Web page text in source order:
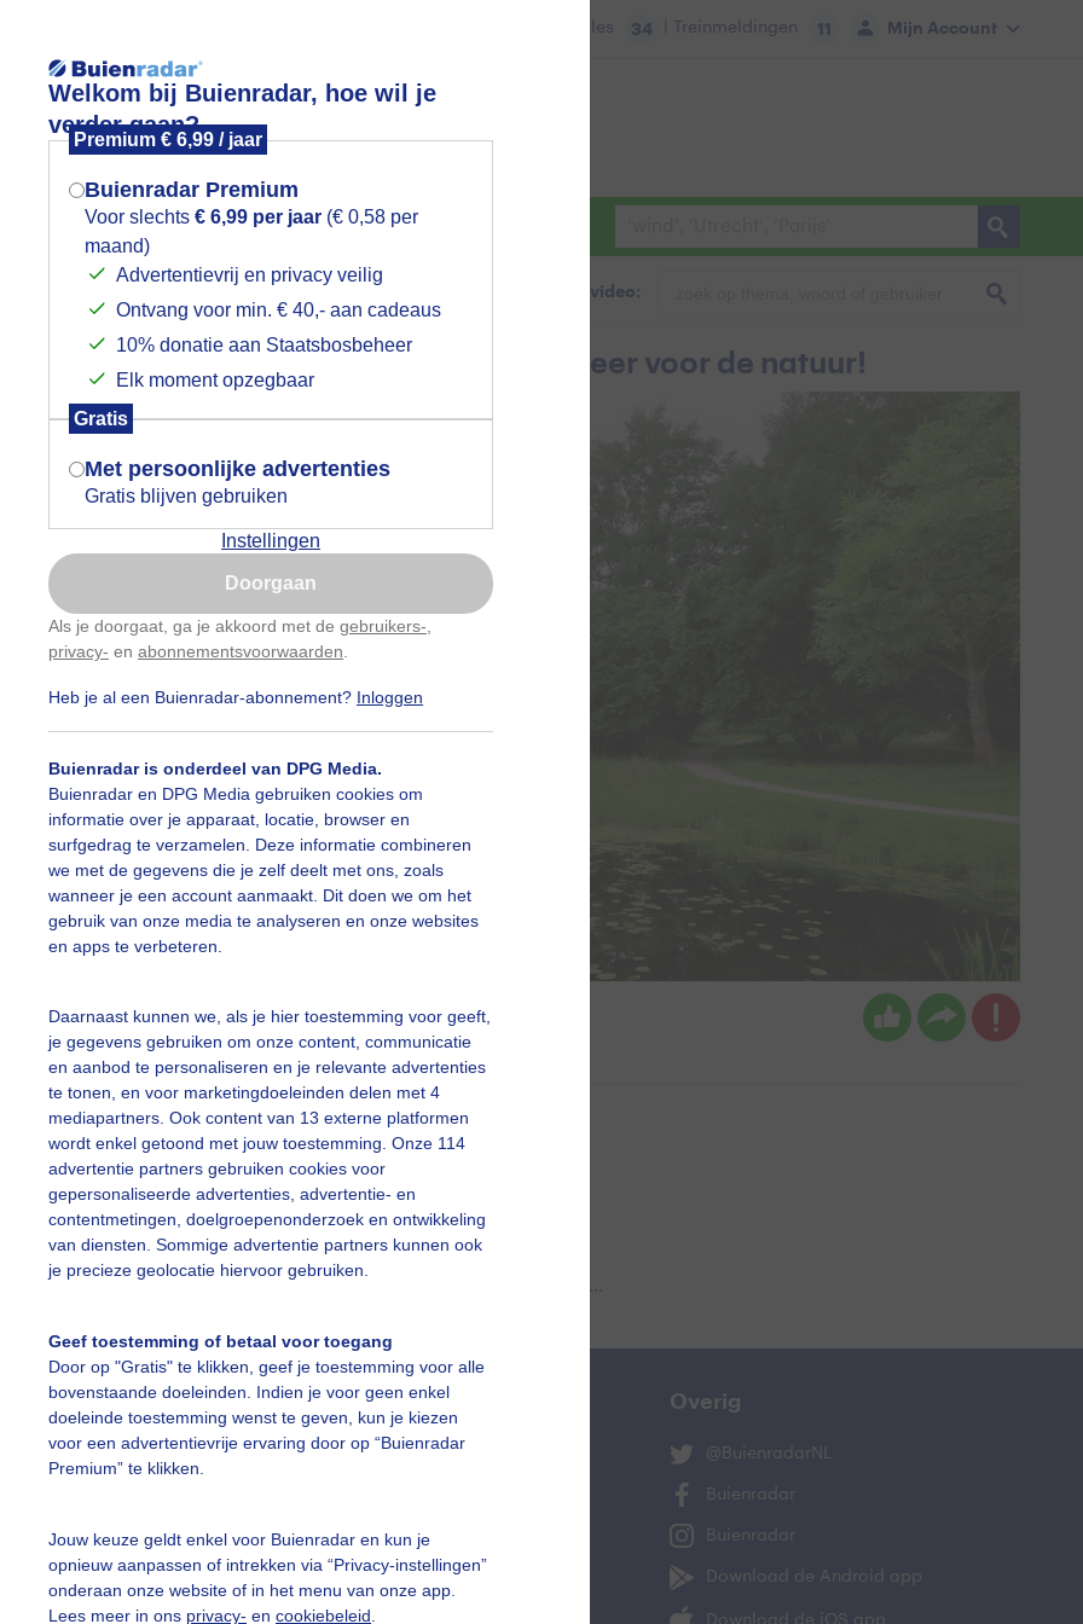
Welkom bij Buienradar, hoe wil je
verder gaan?
Premium € 6,99 / jaar
Buienradar Premium
Voor slechts € 6,99 per jaar (€ 0,58 per
maand)
Advertentievrij en privacy veilig
Ontvang voor min. € 40,- aan cadeaus
10% donatie aan Staatsbosbeheer
Elk moment opzegbaar
Gratis
Met persoonlijke advertenties
Gratis blijven gebruiken
Instellingen
Doorgaan
Als je doorgaat, ga je akkoord met de gebruikers-
privacy- en abonnementsvoorwaarden
Heb je al een Buienradar-abonnement? Inloggen
Buienradar is onderdeel van DPG Media.
Buienradar en DPG Media gebruiken cookies om
informatie over je apparaat, locatie, browser en
surfgedrag te verzamelen. Deze informatie combineren
we met de gegevens die je zelf deelt met ons, zoals
wanneer je een account aanmaakt. Dit doen we om het
gebruik van onze media te analyseren en onze websites
en apps te verbeteren.
Daarnaast kunnen we, als je hier toestemming voor geeft,
je gegevens gebruiken om onze content, communicatie
en aanbod te personaliseren en je relevante advertenties
te tonen, en voor marketingdoeleinden delen met 4
mediapartners. Ook content van 13 externe platformen
wordt enkel getoond met jouw toestemming. Onze 114
advertentie partners gebruiken cookies voor
gepersonaliseerde advertenties, advertentie- en
contentmetingen, doelgroepenonderzoek en ontwikkeling
van diensten. Sommige advertentie partners kunnen ook
je precieze geolocatie hiervoor gebruiken.
Geef toestemming of betaal voor toegang
Door op "Gratis" te klikken, geef je toestemming voor alle
bovenstaande doeleinden. Indien je voor geen enkel
doeleinde toestemming wenst te geven, kun je kiezen
voor een advertentievrije ervaring door op “Buienradar
Premium” te klikken.
Jouw keuze geldt enkel voor Buienradar en kun je
opnieuw aanpassen of intrekken via “Privacy-instellingen”
onderaan onze website of in het menu van onze app.
Lees meer in ons privacy- en cookiebeleid
Mijn Account
Files 34 | Treinmeldingen 11
Foto en video Weerzine
Zoeken in foto & video:
weer bovendien groeizaam weer voor de natuur!
Nico Vink Gemaakt: 08-06-2026, 14x bekeken
slideshow
vragen
Mijn weer
De Bilt
Overig
@BuienradarNL
Buienradar
Buienradar
Download de Android app
Download de iOS app
Mogen we je locatie gebruiken voor
het weer?
Indien je hier nog geen akkoord op hebt
gegeven, verschijnt er zo een pop-up uit
je browser waarin deze toestemming
gevraagd wordt.
Is goed, toon de popup
Nu niet, misschien later
Gebruik je Safari en wil je niet elke dag deze pop-up
Klikhierom dit aan te passen